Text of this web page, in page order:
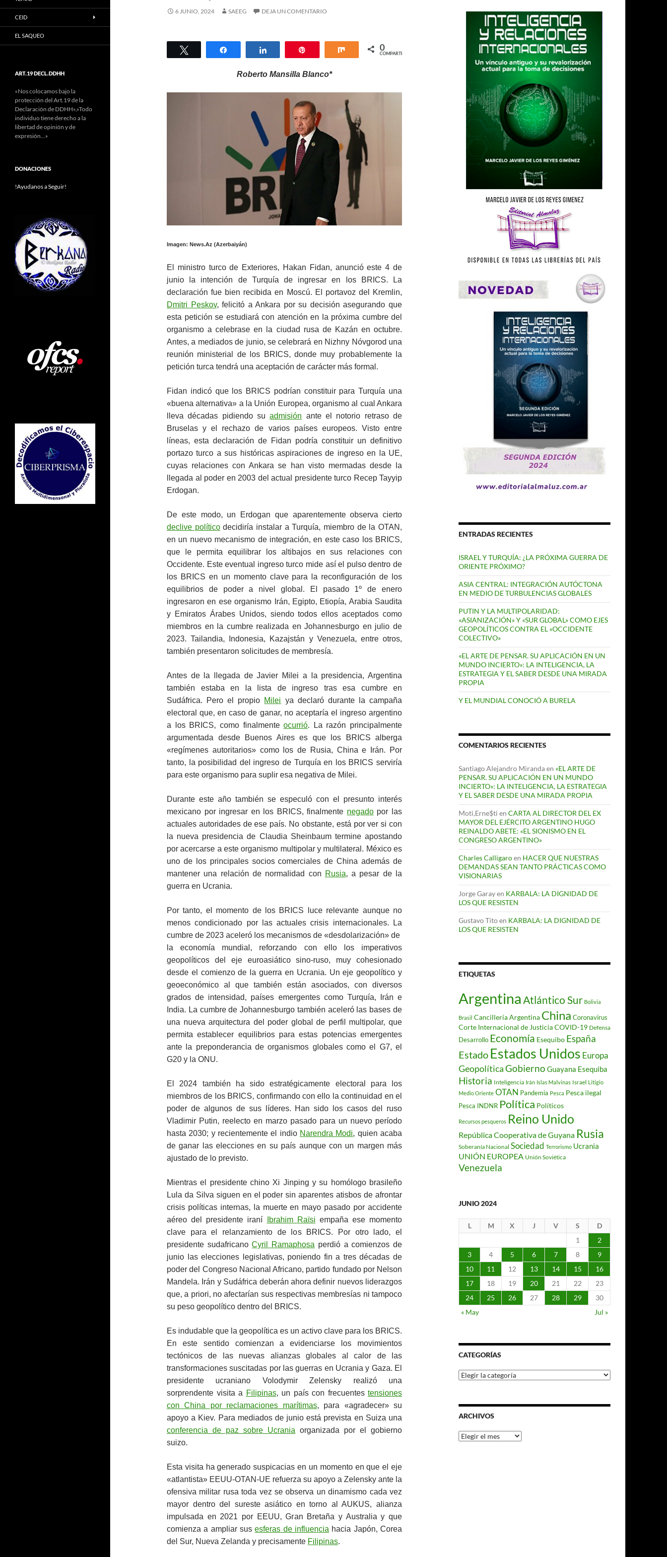
6 JUNIO, 2024 SAEEG DEJA UN COMENTARIO
Twittear Compartir Compartir Compartir
0
COMPARTIR
Roberto Mansilla Blanco*
Imagen: News.Az (Azerbaiyán)
El ministro turco de Exteriores, Hakan Fidan, anunció este 4 de
junio la intención de Turquía de ingresar en los BRICS. La
declaración fue bien recibida en Moscú. El portavoz del Kremlin,
Dmitri Peskov, felicitó a Ankara por su decisión asegurando que
esta petición se estudiará con atención en la próxima cumbre del
organismo a celebrase en la ciudad rusa de Kazán en octubre.
Antes, a mediados de junio, se celebrará en Nizhny Nóvgorod una
reunión ministerial de los BRICS, donde muy probablemente la
petición turca tendrá una aceptación de carácter más formal.
Fidan indicó que los BRICS podrían constituir para Turquía una
«buena alternativa» a la Unión Europea, organismo al cual Ankara
lleva décadas pidiendo suadmisión ante el notorio retraso de
Bruselas y el rechazo de varios países europeos. Visto entre
líneas, esta declaración de Fidan podría constituir un definitivo
portazo turco a sus históricas aspiraciones de ingreso en la UE,
cuyas relaciones con Ankara se han visto mermadas desde la
llegada al poder en 2003 del actual presidente turco Recep Tayyip
Erdogan.
De este modo, un Erdogan que aparentemente observa cierto
declive políticodecidiría instalar a Turquía, miembro de la OTAN,
en un nuevo mecanismo de integración, en este caso los BRICS,
que le permita equilibrar los altibajos en sus relaciones con
Occidente. Este eventual ingreso turco mide así el pulso dentro de
los BRICS en un momento clave para la reconfiguración de los
equilibrios de poder a nivel global. El pasado 1º de enero
ingresaron en ese organismo Irán, Egipto, Etiopía, Arabia Saudita
y Emiratos Árabes Unidos, siendo todos ellos aceptados como
miembros en la cumbre realizada en Johannesburgo en julio de
2023. Tailandia, Indonesia, Kazajstán y Venezuela, entre otros,
también presentaron solicitudes de membresía.
Antes de la llegada de Javier Milei a la presidencia, Argentina
también estaba en la lista de ingreso tras esa cumbre en
Sudáfrica. Pero el propio Milei ya declaró durante la campaña
electoral que, en caso de ganar, no aceptaría el ingreso argentino
a los BRICS, como finalmenteocurrió. La razón principalmente
argumentada desde Buenos Aires es que los BRICS alberga
«regímenes autoritarios» como los de Rusia, China e Irán. Por
tanto, la posibilidad del ingreso de Turquía en los BRICS serviría
para este organismo para suplir esa negativa de Milei.
Durante este año también se especuló con el presunto interés
mexicano por ingresar en los BRICS, finalmente negadopor las
actuales autoridades de ese país. No obstante, está por ver si con
la nueva presidencia de Claudia Sheinbaum termine apostando
por acercarse a este organismo multipolar y multilateral. México es
uno de los principales socios comerciales de China además de
mantener una relación de normalidad con Rusia, a pesar de la
guerra en Ucrania.
Por tanto, el momento de los BRICS luce relevante aunque no
menos condicionado por las actuales crisis internacionales. La
cumbre de 2023 aceleró los mecanismos de «desdolarización» de
la economía mundial, reforzando con ello los imperativos
geopolíticos del eje euroasiático sino-ruso, muy cohesionado
desde el comienzo de la guerra en Ucrania. Un eje geopolítico y
geoeconómico al que también están asociados, con diversos
grados de intensidad, países emergentes como Turquía, Irán e
India. La cumbre de Johannesburgo también aceleró las bases de
una nueva arquitectura del poder global de perfil multipolar, que
permita establecer equilibrios para estas potencias emergentes
ante la preponderancia de organismos globales como el G7, el
G20 y la ONU.
El 2024 también ha sido estratégicamente electoral para los
miembros de los BRICS, confirmando con ello la continuidad en el
poder de algunos de sus líderes. Han sido los casos del ruso
Vladimir Putin, reelecto en marzo pasado para un nuevo período
hasta 2030; y recientemente el indio Narendra Modi, quien acaba
de ganar las elecciones en su país aunque con un margen más
ajustado de lo previsto.
Mientras el presidente chino Xi Jinping y su homólogo brasileño
Lula da Silva siguen en el poder sin aparentes atisbos de afrontar
crisis políticas internas, la muerte en mayo pasado por accidente
aéreo del presidente iraní
Ibrahim Raïsi empaña ese momento
clave para el relanzamiento de los BRICS. Por otro lado, el
presidente sudafricanoCyril Ramaphosa perdió a comienzos de
junio las elecciones legislativas, poniendo fin a tres décadas de
poder del Congreso Nacional Africano, partido fundado por Nelson
Mandela. Irán y Sudáfrica deberán ahora definir nuevos liderazgos
que, a priori, no afectarían sus respectivas membresías ni tampoco
su peso geopolítico dentro del BRICS.
Es indudable que la geopolítica es un activo clave para los BRICS.
En este sentido comienzan a evidenciarse los movimientos
tectónicos de las nuevas alianzas globales al calor de las
transformaciones suscitadas por las guerras en Ucrania y Gaza. El
presidente ucraniano Volodymir Zelensky realizó una
sorprendente visita a Filipinas, un país con frecuentes tensiones
con China por reclamaciones marítimas, para «agradecer» su
apoyo a Kiev. Para mediados de junio está prevista en Suiza una
conferencia de paz sobre Ucrania organizada por el gobierno
suizo.
Esta visita ha generado suspicacias en un momento en que el eje
«atlantista» EEUU-OTAN-UE refuerza su apoyo a Zelensky ante la
ofensiva militar rusa toda vez se observa un dinamismo cada vez
mayor dentro del sureste asiático en torno al AUKUS, alianza
impulsada en 2021 por EEUU, Gran Bretaña y Australia y que
comienza a ampliar susesferas de influencia hacia Japón, Corea
del Sur, Nueva Zelanda y precisamente Filipinas.
ENTRADAS RECIENTES
ISRAEL Y TURQUÍA: ¿LA PRÓXIMA GUERRA DE
ORIENTE PRÓXIMO?
ASIA CENTRAL: INTEGRACIÓN AUTÓCTONA
EN MEDIO DE TURBULENCIAS GLOBALES
PUTIN Y LA MULTIPOLARIDAD:
«ASIANIZACIÓN» Y «SUR GLOBAL» COMO EJES
GEOPOLÍTICOS CONTRA EL «OCCIDENTE
COLECTIVO»
«EL ARTE DE PENSAR. SU APLICACIÓN EN UN
MUNDO INCIERTO»: LA INTELIGENCIA, LA
ESTRATEGIA Y EL SABER DESDE UNA MIRADA
PROPIA
Y EL MUNDIAL CONOCIÓ A BURELA
COMENTARIOS RECIENTES
Santiago Alejandro Mirandaen «EL ARTE DE
PENSAR. SU APLICACIÓN EN UN MUNDO
INCIERTO»: LA INTELIGENCIA, LA ESTRATEGIA
Y EL SABER DESDE UNA MIRADA PROPIA
Moti,Erne$ti en CARTA AL DIRECTOR DEL EX
MAYOR DEL EJÉRCITO ARGENTINO HUGO
REINALDO ABETE: «EL SIONISMO EN EL
CONGRESO ARGENTINO»
Charles Calligaroen HACER QUE NUESTRAS
DEMANDAS SEAN TANTO PRÁCTICAS COMO
VISIONARIAS
Jorge Garayen KARBALA: LA DIGNIDAD DE
LOS QUE RESISTEN
Gustavo Titoen KARBALA: LA DIGNIDAD DE
LOS QUE RESISTEN
ETIQUETAS
Argentina Atlántico Sur Bolivia
Brasil Cancillería Argentina China Coronavirus
Corte Internacional de JusticiaCOVID-19 Defensa
Desarrollo Economía Esequibo España
Estado Estados Unidos Europa
GeopolíticaGobierno Guayana Esequiba
Historia Inteligencia Irán Islas Malvinas Israel Litigio
Medio Oriente OTAN Pandemia Pesca Pesca ilegal
Pesca INDNR Política Políticos
Recursos pesqueros Reino Unido
República Cooperativa de Guyana Rusia
Soberanía Nacional Sociedad Terrorismo Ucrania
UNIÓN EUROPEA Unión Soviética
Venezuela
JUNIO 2024
L M X J V S
D
1
2
3
4 5 6 7 8
9
10
11 12 13 14 15
16
17
18 19 20 21 22
23
24
25 26 27 28 29
30
« May
Jul »
CATEGORÍAS
Categorías
ARCHIVOS
Archivos
CEID
EL SAQUEO
ART.19 DECL.DDHH
«Nos colocamos bajo la
protección del Art.19 de la
Declaración de DDHH»,»Todo
individuo tiene derecho a la
libertad de opinión y de
expresión…»
DONACIONES
!Ayudanos a Seguir!